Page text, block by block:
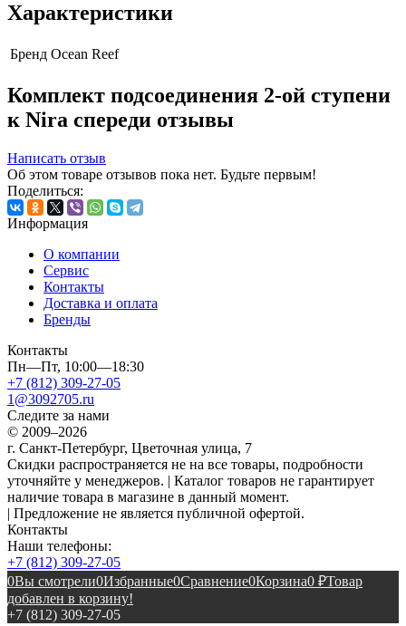
Характеристики
Бренд Ocean Reef
Комплект подсоединения 2-ой ступени
к Nira спереди отзывы
Написать отзыв
Об этом товаре отзывов пока нет. Будьте первым!
Поделиться:
Информация
О компании
Сервис
Контакты
Доставка и оплата
Бренды
Контакты
Пн—Пт, 10:00—18:30
+7 (812) 309-27-05
1@3092705.ru
Следите за нами
© 2009–2026
г. Санкт-Петербург, Цветочная улица, 7
Скидки распространяется не на все товары, подробности
уточняйте у менеджеров. | Каталог товаров не гарантирует
наличие товара в магазине в данный момент.
| Предложение не является публичной офертой.
Контакты
Наши телефоны:
+7 (812) 309-27-05
0Вы смотрели0Избранные0Сравнение0Корзина0 ₽Товар
добавлен в корзину!
+7 (812) 309-27-05